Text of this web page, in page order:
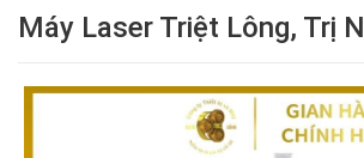
Máy Laser Triệt Lông, Trị